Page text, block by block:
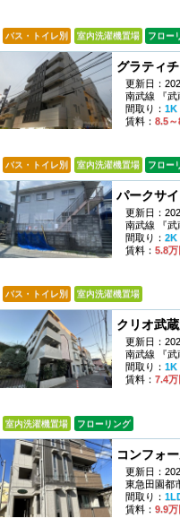
バス・トイレ別 室内洗濯機置場 フロー
グラティ
更新日：
南武線 『武
間取り： 1K
賃料： 8.5～
バス・トイレ別 室内洗濯機置場 フロー
パークサ
更新日：
南武線 『武
間取り： 2K
賃料： 5.8万
バス・トイレ別 室内洗濯機置場
クリオ武
更新日：
南武線 『武
間取り： 1K
賃料： 7.4万
室内洗濯機置場 フローリング
コンフォ
更新日：
東急田園都
間取り：
賃料： 9.9万